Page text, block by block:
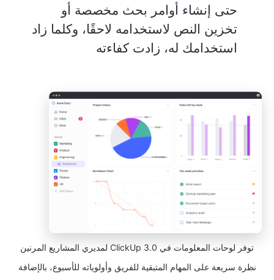
حتى إنشاء أوامر بحث مخصصة أو
تخزين النص لاستخدامه لاحقًا، وكلما زاد
استخدامك له، زادت كفاءته
توفر لوحات المعلومات في ClickUp 3.0 لمديري المشاريع المرنين
نظرة سريعة على المهام المتبقية للفريق وأولوياته للأسبوع، بالإضافة